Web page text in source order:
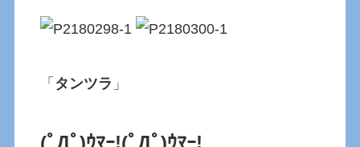
「 タンツラ 」
(ﾟДﾟ)ｳﾏｰ!(ﾟДﾟ)ｳﾏｰ!